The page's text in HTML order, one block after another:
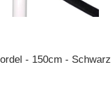
- 150cm - Schwarz